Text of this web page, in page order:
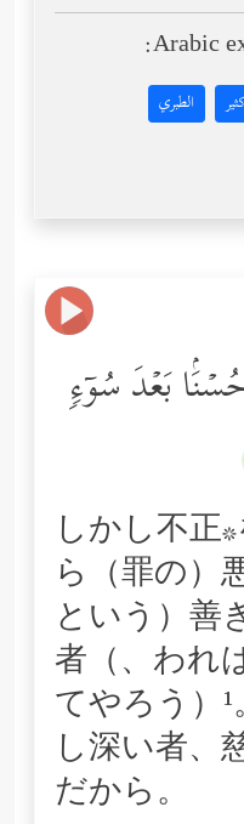
Arabic
الطبري
بَعۡدَ سُوۤءࣲ
しかし不正
ら（罪の）
という）善
者（、われ
てやろう）
し深い者、
だから。